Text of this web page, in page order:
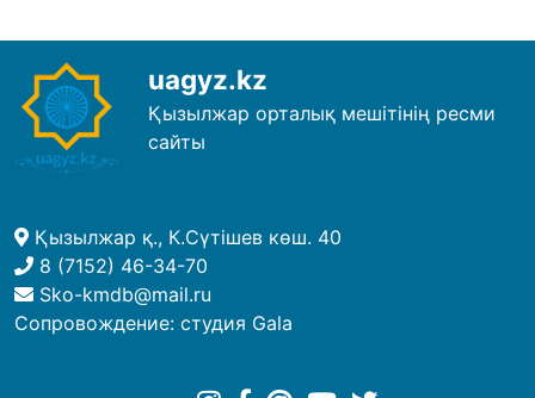
uagyz.kz
Қызылжар орталық мешітінің ресми
сайты
Қызылжар қ., К.Сүтішев көш. 40
8 (7152) 46-34-70
Sko-kmdb@mail.ru
Сопровождение: студия Gala